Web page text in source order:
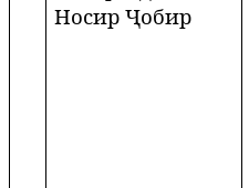
Носир Ҷобир